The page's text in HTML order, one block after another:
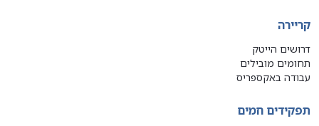
קריירה
דרושים הייטק
תחומים מובילים
עבודה באקספריס
תפקידים חמים